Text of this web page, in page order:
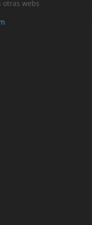
otras webs